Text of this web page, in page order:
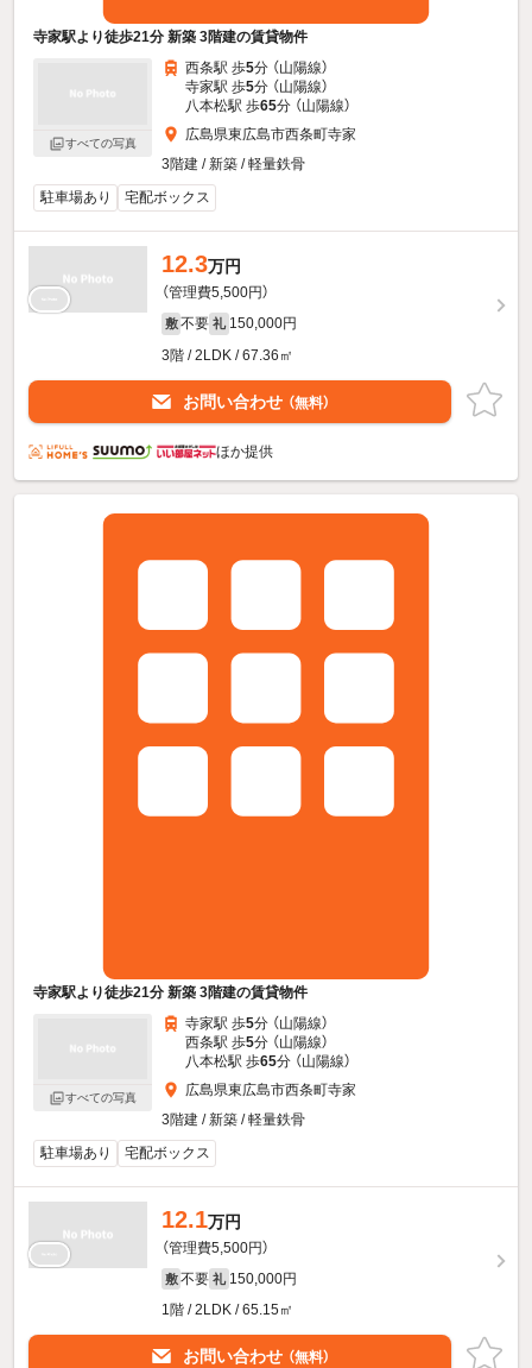
寺家駅より徒歩21分 新築 3階建の賃貸物件
すべての写真
西条駅 歩5分 （山陽線）
寺家駅 歩5分 （山陽線）
八本松駅 歩65分 （山陽線）
広島県東広島市西条町寺家
3階建 / 新築 / 軽量鉄骨
駐車場あり
宅配ボックス
12.3万円
（管理費5,500円）
敷 不要 礼 150,000円
3階 / 2LDK / 67.36㎡
お問い合わせ （無料）
ほか提供
寺家駅より徒歩21分 新築 3階建の賃貸物件
すべての写真
寺家駅 歩5分 （山陽線）
西条駅 歩5分 （山陽線）
八本松駅 歩65分 （山陽線）
広島県東広島市西条町寺家
3階建 / 新築 / 軽量鉄骨
駐車場あり
宅配ボックス
12.1万円
（管理費5,500円）
敷 不要 礼 150,000円
1階 / 2LDK / 65.15㎡
お問い合わせ （無料）